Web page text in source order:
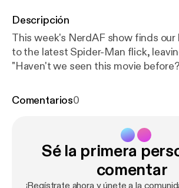
Descripción
This week's NerdAF show finds
to the latest Spider-Man flick,
"Haven't we seen this movie
anti-bigotry op-ed piece published in
Microsoft's soon-to-be-killed ebook
new segment about what our hosts
nerding out on, which we're calling
you're into." --- This episode is sponsored by ·
Comentarios0
Sé la primera
comentar
¡Regístrate ahora y únete a la